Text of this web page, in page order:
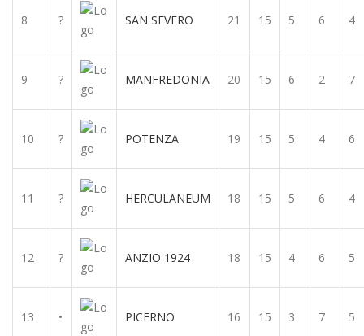
8 ? SAN SEVERO 21 15 5 6 4
9 ? MANFREDONIA 20 15 6 2 7
10 ? POTENZA 19 15 5 4 6
11 ? HERCULANEUM 18 15 5 6 4
12 ? ANZIO 1924 18 15 4 6 5
13 • PICERNO 16 15 3 7 5